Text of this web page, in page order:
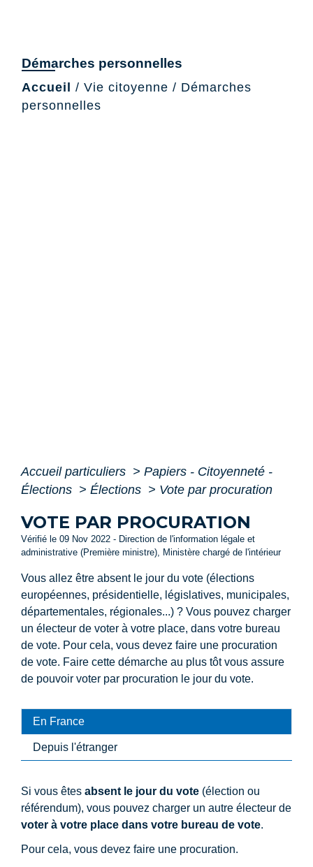
Démarches personnelles
Accueil / Vie citoyenne / Démarches
personnelles
Accueil particuliers > Papiers - Citoyenneté -
Élections > Élections > Vote par procuration
VOTE PAR PROCURATION
Vérifié le 09 Nov 2022 - Direction de l'information légale et
administrative (Première ministre), Ministère chargé de l'intérieur
Vous allez être absent le jour du vote (élections
européennes, présidentielle, législatives, municipales,
départementales, régionales...) ? Vous pouvez charger
un électeur de voter à votre place, dans votre bureau
de vote. Pour cela, vous devez faire une procuration
de vote. Faire cette démarche au plus tôt vous assure
de pouvoir voter par procuration le jour du vote.
En France
Depuis l'étranger
Si vous êtes absent le jour du vote (élection ou
référendum), vous pouvez charger un autre électeur de
voter à votre place dans votre bureau de vote.
Pour cela, vous devez faire une procuration.